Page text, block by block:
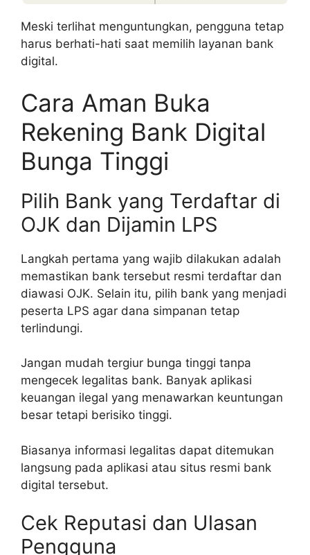
Meski terlihat menguntungkan, pengguna tetap
harus berhati-hati saat memilih layanan bank
digital.
Cara Aman Buka
Rekening Bank Digital
Bunga Tinggi
Pilih Bank yang Terdaftar di
OJK dan Dijamin LPS
Langkah pertama yang wajib dilakukan adalah
memastikan bank tersebut resmi terdaftar dan
diawasi OJK. Selain itu, pilih bank yang menjadi
peserta LPS agar dana simpanan tetap
terlindungi.
Jangan mudah tergiur bunga tinggi tanpa
mengecek legalitas bank. Banyak aplikasi
keuangan ilegal yang menawarkan keuntungan
besar tetapi berisiko tinggi.
Biasanya informasi legalitas dapat ditemukan
langsung pada aplikasi atau situs resmi bank
digital tersebut.
Cek Reputasi dan Ulasan
Pengguna